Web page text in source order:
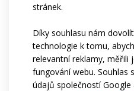
stránek.
Díky souhlasu nám
technologie k tomu,
relevantní reklamy, měřili
fungování webu. Souhlas
údajů společností
Časté